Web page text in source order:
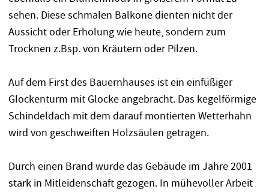
sehen. Diese schmalen Balkone dienten nicht der
Aussicht oder Erholung wie heute, sondern zum
Trocknen z.Bsp. von Kräutern oder Pilzen.
Auf dem First des Bauernhauses ist ein einfüßiger
Glockenturm mit Glocke angebracht. Das kegelförmige
Schindeldach mit dem darauf montierten Wetterhahn
wird von geschweiften Holzsäulen getragen.
Durch einen Brand wurde das Gebäude im Jahre 2001
stark in Mitleidenschaft gezogen. In mühevoller Arbeit